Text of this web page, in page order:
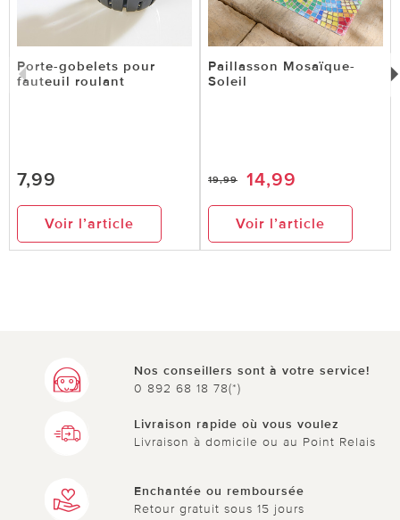
Porte-gobelets pour
fauteuil roulant
7,99
Voir l’article
Paillasson Mosaïque-
Soleil
19,99 14,99
Voir l’article
Nos conseillers sont à votre service!
0 892 68 18 78(*)
Livraison rapide où vous voulez
Livraison à domicile ou au Point Relais
Enchantée ou remboursée
Retour gratuit sous 15 jours